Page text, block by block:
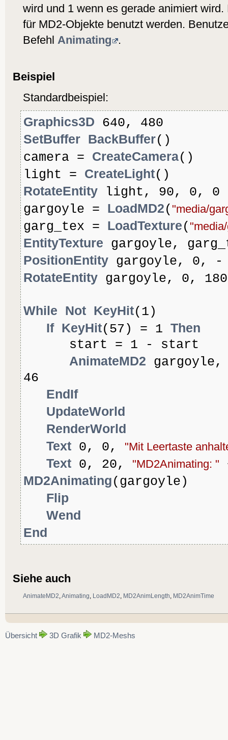
wird und 1 wenn es gerade animiert
für MD2-Objekte benutzt werden.
Befehl Animating .
Beispiel
Standardbeispiel:
Graphics3D 640, 480
SetBuffer BackBuffer()
camera = CreateCamera()
light = CreateLight()
RotateEntity light, 90, 0, 0
gargoyle = LoadMD2( "media/
garg_tex = LoadTexture(
EntityTexture gargoyle,
PositionEntity gargoyle, 0, -
RotateEntity gargoyle, 0,
While Not KeyHit(1)
If KeyHit(57) = 1 Then
start = 1 - start
AnimateMD2
46
EndIf
UpdateWorld
RenderWorld
Text 0, 0, "Mit Leertaste
Text 0, 20, "MD2Animating: "
MD2Animating(gargoyle)
Flip
Wend
End
Siehe auch
AnimateMD2 Animating LoadMD2 MD2AnimLength MD2AnimTime
Übersicht 3D Grafik MD2-Meshs